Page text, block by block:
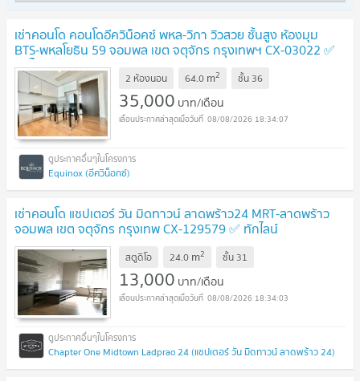
เช่าคอนโด คอนโดอีควิน็อคซ์ พหล-วิภา วิวสวย ชั้นสูง ห้องมุม
BTS-พหลโยธิน 59 จอมพล เขต จตุจักร กรุงเทพฯ CX-03022 ✅
ทักไลน์ @connexproperty ตอบทันที ทีมงานมืออาชีพ ✅
2 ห้องนอน 64.0 m2 ชั้น 36
35,000 บาท/เดือน
08/08/2026 18:34:07
Equinox (อีควิน็อกซ์)
เช่าคอนโด แชปเตอร์ วัน มิดทาวน์ ลาดพร้าว24 MRT-ลาดพร้าว
จอมพล เขต จตุจักร กรุงเทพ CX-129579 ✅ ทักไลน์
@connexproperty ตอบทันที ทีมงานมืออาชีพ ✅
สตูดิโอ 24.0 m2 ชั้น 31
13,000 บาท/เดือน
08/08/2026 18:34:03
Chapter One Midtown Ladprao 24 (แชปเตอร์ วัน มิดทาวน์ ลาดพร้าว 24)